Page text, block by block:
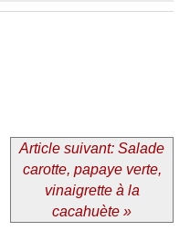
Article suivant: Salade
carotte, papaye verte,
vinaigrette à la
cacahuète »